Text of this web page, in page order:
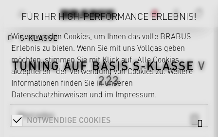
S-KLASSE
TUNING AUF BASISS-KLASSE V
223
Mercedes
FÜR IHR HIGH-PERFORMANCE ERLEBNIS!
Wir verwenden Cookies, um Ihnen das volle BRABUS
Erlebnis zu bieten. Wenn Sie mit uns Vollgas geben
möchten, stimmen Sie mit Klick auf „Alle Cookies
akzeptieren“ der Verwendung von Cookies zu. Weitere
Informationen finden Sie in unseren
Datenschutzhinweisen und im Impressum.
NOTWENDIGE COOKIES